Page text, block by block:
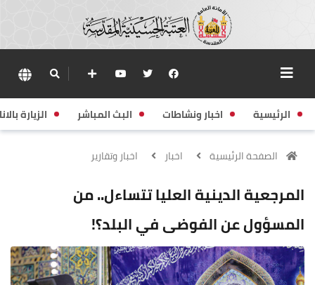
الرئيسية اخبار ونشاطات البث المباشر الزيارة
الصفحة الرئيسية اخبار اخبار وتقارير
المرجعية الدينية العليا تتساءل.. من
المسؤول عن الفوضى في البلد؟!